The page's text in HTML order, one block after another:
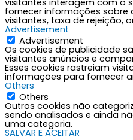
visitantes interagem com o
fornecer informações sobre
visitantes, taxa de rejeição,
Advertisement
Advertisement
Os cookies de publicidade
visitantes anúncios e
Esses cookies rastreiam
informações para fornecer
Others
Others
Outros cookies não
sendo analisados e ainda
uma categoria.
SALVAR E ACEITAR